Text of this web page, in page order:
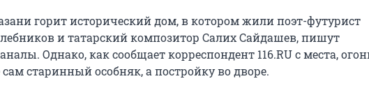
горит исторический дом, в котором жили поэт-футурист
и татарский композитор Салих Сайдашев, пишут
Однако, как сообщает корреспондент 116.RU с места,
старинный особняк, а постройку во дворе.